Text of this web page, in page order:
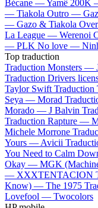
Bécane —Yamê 200K
— Tiakola Outro —
— Gazo & Tiakola
La League — Werenoi
— PLK No love —
Top traduction
Traduction Monsters —
Traduction Drivers
Taylor Swift
Seya — Morad
Morado — J Balvin
Traduction Rapture —
Michele Morrone
Yours — Avicii
You Need to Calm
Okay — MGK
— XXXTENTACION
Know) — The 1975
Lovefool — Twocolors